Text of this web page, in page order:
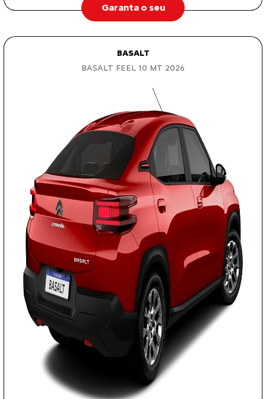
Garanta o seu
BASALT
BASALT FEEL 1.0 MT 2026